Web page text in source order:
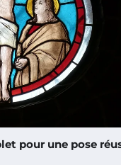
pour une pose